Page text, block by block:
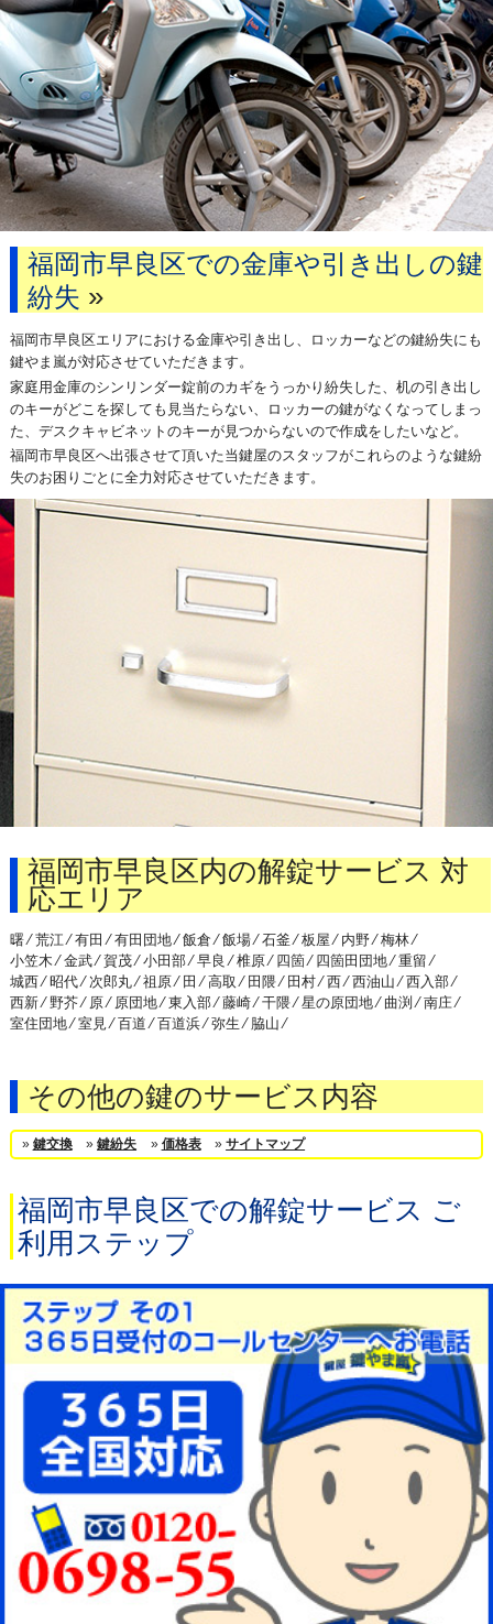
福岡市早良区での金庫や引き出しの鍵
紛失 »
福岡市早良区エリアにおける金庫や引き出し、ロッカーなどの鍵紛失にも
鍵やま嵐が対応させていただきます。
家庭用金庫のシンリンダー錠前のカギをうっかり紛失した、机の引き出し
のキーがどこを探しても見当たらない、ロッカーの鍵がなくなってしまっ
た、デスクキャビネットのキーが見つからないので作成をしたいなど。
福岡市早良区へ出張させて頂いた当鍵屋のスタッフがこれらのような鍵紛
失のお困りごとに全力対応させていただきます。
福岡市早良区内の解錠サービス 対
応エリア
曙 ⁄荒江 ⁄有田 ⁄有田団地 ⁄飯倉 ⁄飯場 ⁄石釜 ⁄板屋 ⁄ 内野 ⁄梅林 ⁄
小笠木 ⁄金武 ⁄賀茂 ⁄小田部 ⁄早良 ⁄椎原 ⁄ 四箇 ⁄ 四箇田団地 ⁄重留 ⁄
城西 ⁄昭代 ⁄ 次郎丸 ⁄祖原 ⁄ 田 ⁄高取 ⁄ 田隈 ⁄ 田村 ⁄西 ⁄西油山 ⁄西入部 ⁄
西新 ⁄ 野芥 ⁄ 原 ⁄ 原団地 ⁄東入部 ⁄藤崎 ⁄干隈 ⁄星の原団地 ⁄ 曲渕 ⁄南庄 ⁄
室住団地 ⁄室見 ⁄百道 ⁄百道浜 ⁄弥生 ⁄ 脇山 ⁄
その他の鍵のサービス内容
» 鍵交換 »鍵紛失 » 価格表 »サイトマップ
福岡市早良区での解錠サービス ご
利用ステップ